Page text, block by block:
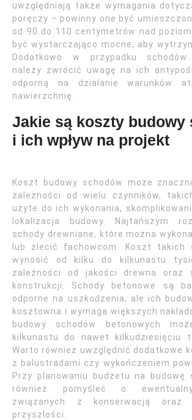
uwzględniają także wymagania
poręczy – powinny one być
od 90 do 110 centymetrów nad
być wystarczająco mocne, aby
Dodatkowo w przypadku schodów
należy zwrócić uwagę na ich
odporną na działanie warunków
nawierzchnię.
Jakie są koszty budowy
i ich wpływ na projekt
Koszt budowy schodów może
zależności od wielu czynników,
użyte do ich wykonania,
lokalizacja budowy. Najtańszym
schody drewniane, które można
lub zlecić fachowcom. Koszt takich
wynosić od kilku do kilkunastu
zależności od jakości drewna oraz
konstrukcji. Schody betonowe są
odporne na uszkodzenia, ale ich
kosztowna i wymaga większych
budowy schodów betonowych
kilkunastu do nawet kilkudziesięciu
Warto również uwzględnić dodatkowe
z balustradami czy wykończeniem
Przy planowaniu budżetu na budowę
również pomyśleć o
związanych z konserwacją oraz
przyszłości.